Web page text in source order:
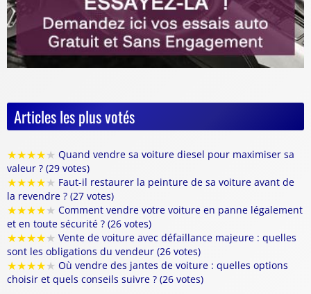
Articles les plus votés
★★★★★ Quand vendre sa voiture diesel pour maximiser sa
valeur ? (29 votes)
★★★★★ Faut-il restaurer la peinture de sa voiture avant de
la revendre ? (27 votes)
★★★★★ Comment vendre votre voiture en panne légalement
et en toute sécurité ? (26 votes)
★★★★★ Vente de voiture avec défaillance majeure : quelles
sont les obligations du vendeur (26 votes)
★★★★★ Où vendre des jantes de voiture : quelles options
choisir et quels conseils suivre ? (26 votes)